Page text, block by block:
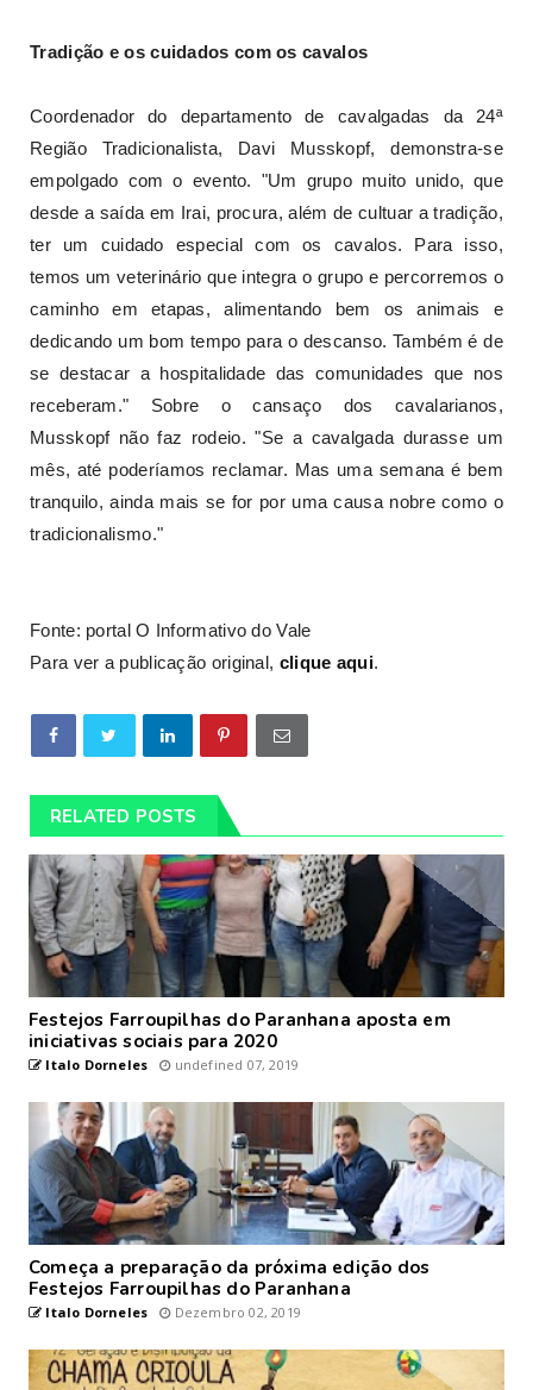
Tradição e os cuidados com os cavalos
Coordenador do departamento de cavalgadas da 24ª
Região Tradicionalista, Davi Musskopf, demonstra-se
empolgado com o evento. "Um grupo muito unido, que
desde a saída em Irai, procura, além de cultuar a tradição,
ter um cuidado especial com os cavalos. Para isso,
temos um veterinário que integra o grupo e percorremos o
caminho em etapas, alimentando bem os animais e
dedicando um bom tempo para o descanso. Também é de
se destacar a hospitalidade das comunidades que nos
receberam." Sobre o cansaço dos cavalarianos,
Musskopf não faz rodeio. "Se a cavalgada durasse um
mês, até poderíamos reclamar. Mas uma semana é bem
tranquilo, ainda mais se for por uma causa nobre como o
tradicionalismo."
Fonte: portal O Informativo do Vale
Para ver a publicação original, clique aqui.
RELATED POSTS
Festejos Farroupilhas do Paranhana aposta em
iniciativas sociais para 2020
Italo Dorneles undefined 07, 2019
Começa a preparação da próxima edição dos
Festejos Farroupilhas do Paranhana
Italo Dorneles Dezembro 02, 2019